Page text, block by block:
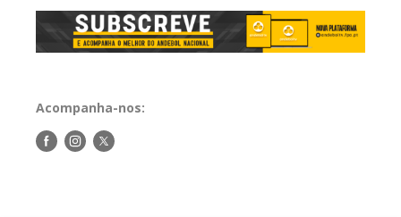
Acompanha-nos:
Siga-Siga-Siga-